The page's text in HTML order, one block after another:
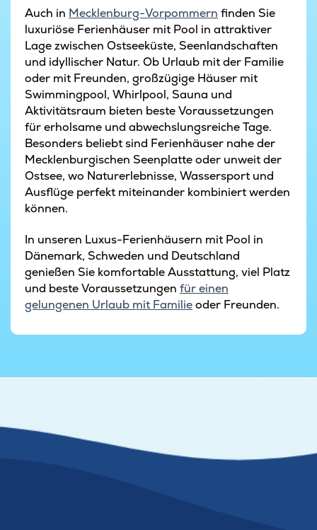
Auch in Mecklenburg-Vorpommern finden Sie
luxuriöse Ferienhäuser mit Pool in attraktiver
Lage zwischen Ostseeküste, Seenlandschaften
und idyllischer Natur. Ob Urlaub mit der Familie
oder mit Freunden, großzügige Häuser mit
Swimmingpool, Whirlpool, Sauna und
Aktivitätsraum bieten beste Voraussetzungen
für erholsame und abwechslungsreiche Tage.
Besonders beliebt sind Ferienhäuser nahe der
Mecklenburgischen Seenplatte oder unweit der
Ostsee, wo Naturerlebnisse, Wassersport und
Ausflüge perfekt miteinander kombiniert werden
können.
In unseren Luxus-Ferienhäusern mit Pool in
Dänemark, Schweden und Deutschland
genießen Sie komfortable Ausstattung, viel Platz
und beste Voraussetzungen für einen
gelungenen Urlaub mit Familieoder Freunden.